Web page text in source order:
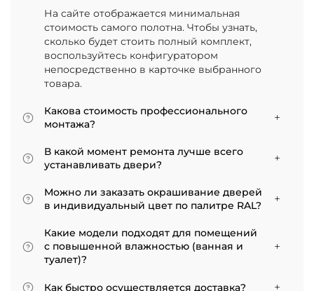
На сайте отображается минимальная
стоимость самого полотна. Чтобы узнать,
сколько будет стоить полный комплект,
воспользуйтесь конфигуратором
непосредственно в карточке выбранного
товара.
Какова стоимость профессионального
монтажа?
Итоговая сумма зависит от типа отделки
двери и габаритов проема. Минимальная
цена за установку стандартной двери с
покрытием «экошпон» начинается от 5000
рублей.
В какой момент ремонта лучше всего
устанавливать двери?
Мы советуем приступать к монтажу после
того, как уложено напольное покрытие. В
противном случае из-за изменения уровня
пола полотно может не подойти по высоте, и
его придется подрезать. Оптимально ставить
двери по окончании всех отделочных работ.
лучше заранее подготовить все запилы, но
Можно ли заказать окрашивание дверей
в индивидуальный цвет по палитре RAL?
ассортименте представлены эмалированные
модели от разных фабрик
Какие модели подходят для помещений
с повышенной влажностью (ванная и
туалет)?
Как быстро осуществляется доставка?